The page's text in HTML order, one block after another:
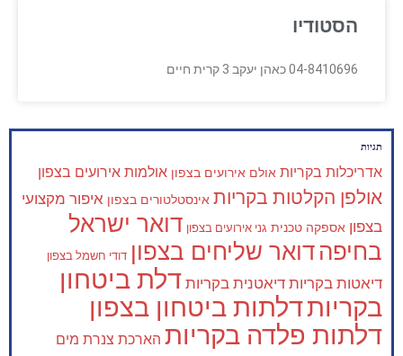
הסטודיו
04-8410696 כאהן יעקב 3 קרית חיים
תגיות
אדריכלות בקריות אולם אירועים בצפון אולמות אירועים בצפון
אולפן הקלטות בקריות אינסטלטורים בצפון איפור מקצועי
בצפון אספקה טכנית גני אירועים בצפון דואר ישראל
בחיפה דואר שליחים בצפון דודי חשמל בצפון
דיאטות בקריות דיאטנית בקריות דלת ביטחון
בקריותדלתות ביטחון בצפון
דלתות פלדה בקריות הארכת צנרת מים